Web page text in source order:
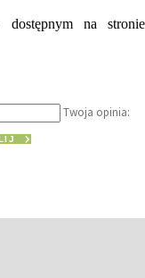
na stronie
Twoja opinia: